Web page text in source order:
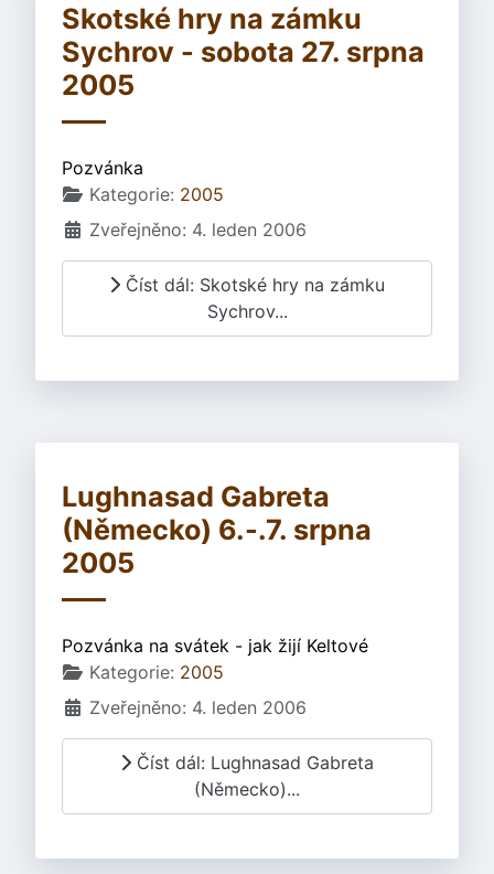
Skotské hry na zámku
Sychrov - sobota 27. srpna
2005
Pozvánka
Základní údaje
Kategorie: 2005
Zveřejněno: 4. leden 2006
Číst dál: Skotské hry na zámku
Sychrov...
Lughnasad Gabreta
(Německo) 6.-.7. srpna
2005
Pozvánka na svátek - jak žijí Keltové
Základní údaje
Kategorie: 2005
Zveřejněno: 4. leden 2006
Číst dál: Lughnasad Gabreta
(Německo)...